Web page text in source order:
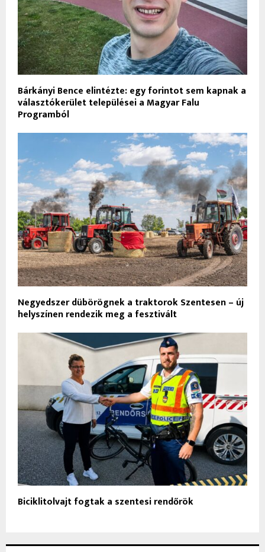
Bárkányi Bence elintézte: egy forintot sem kapnak a
választókerület települései a Magyar Falu
Programból
Negyedszer dübörögnek a traktorok Szentesen – új
helyszínen rendezik meg a fesztivált
Biciklitolvajt fogtak a szentesi rendőrök